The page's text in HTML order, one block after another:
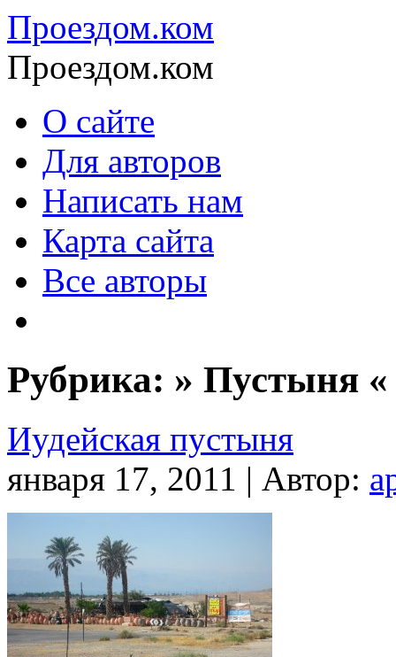
Проездом.ком
Проездом.ком
О сайте
Для авторов
Написать нам
Карта сайта
Все авторы
Рубрика: » Пустыня «
Иудейская пустыня
января 17, 2011 | Автор: